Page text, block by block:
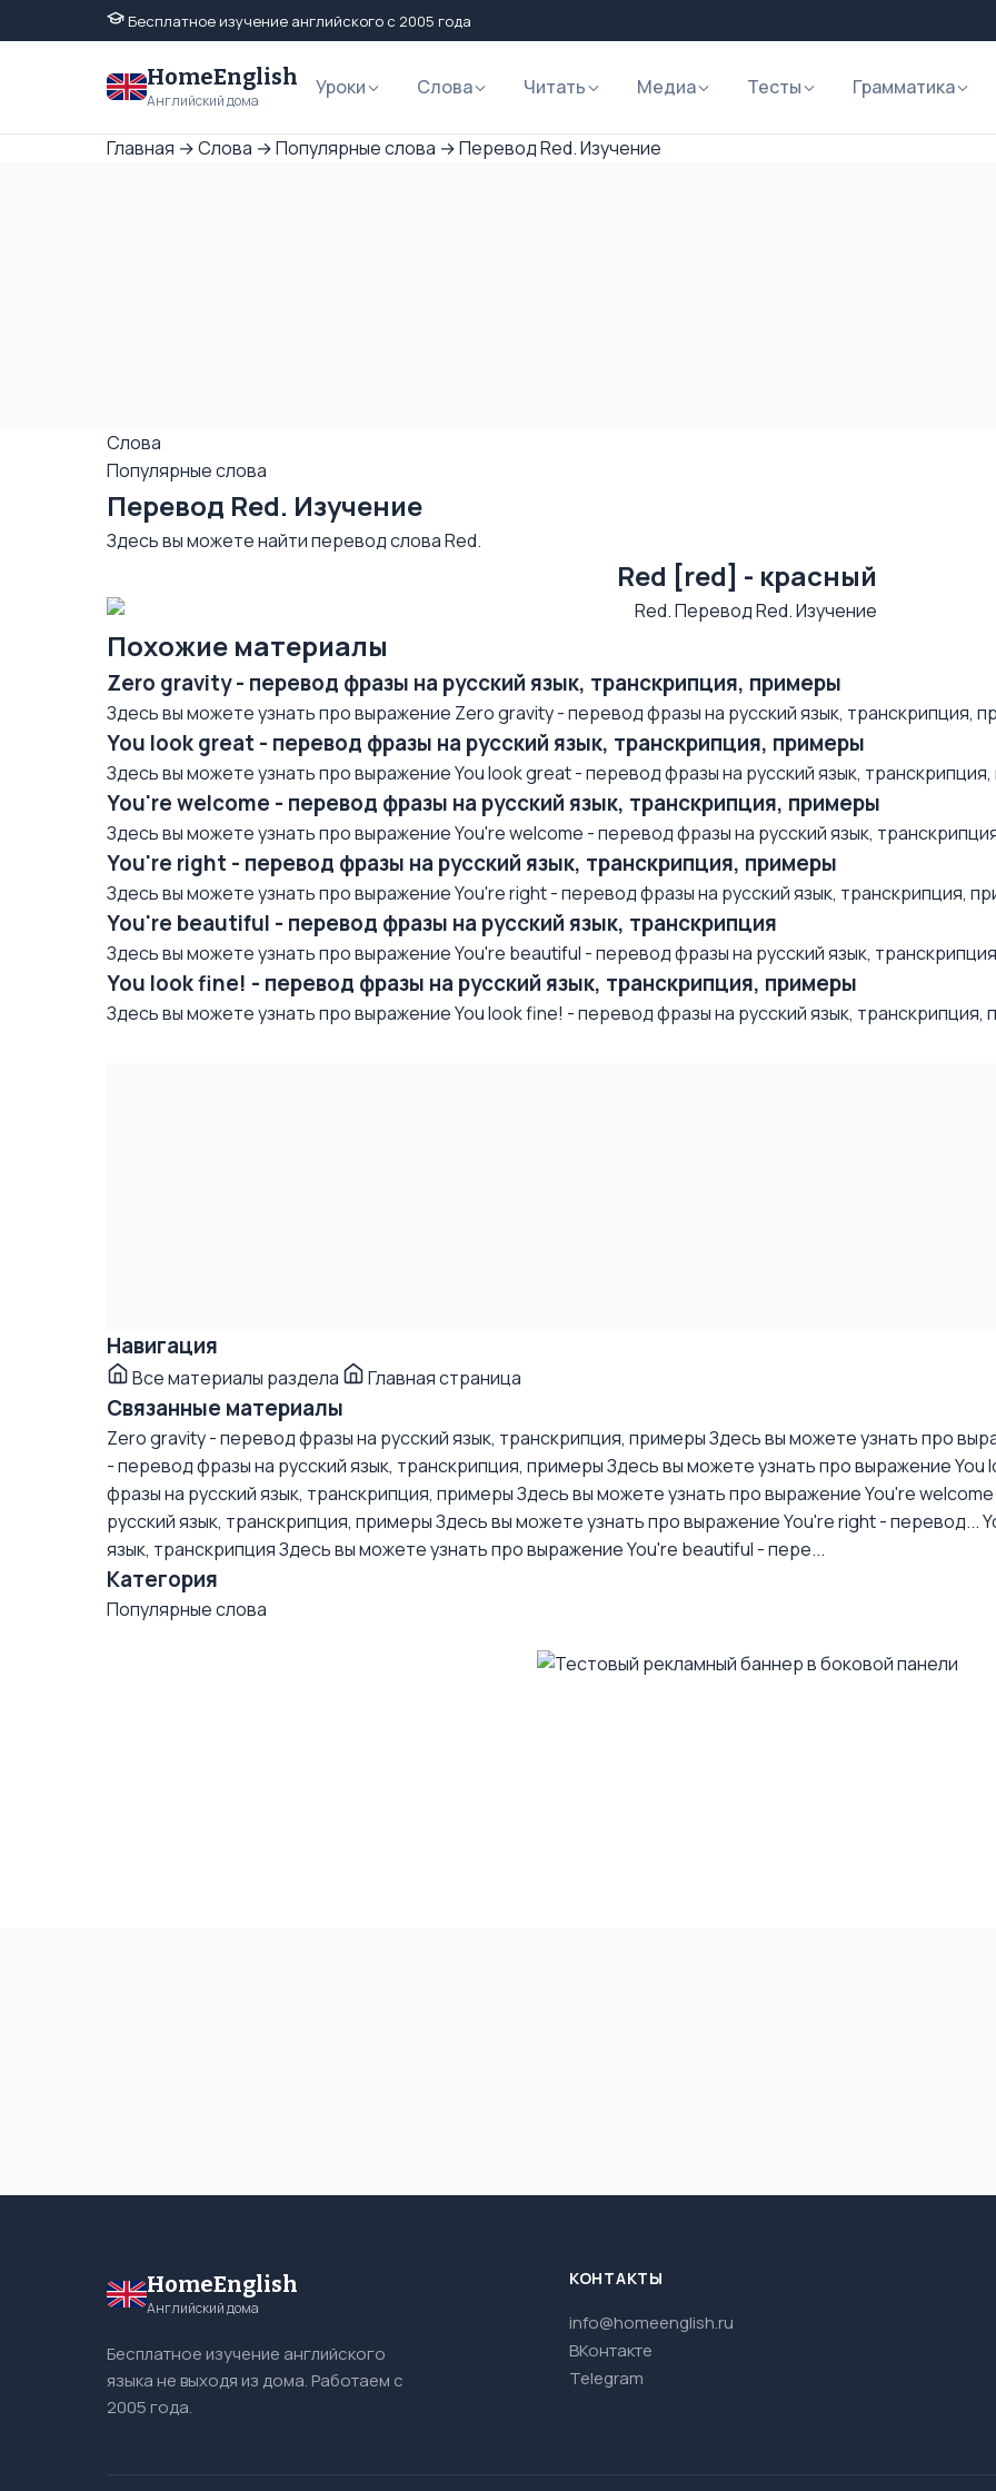
Бесплатное изучение английского с 2005 года
HomeEnglish
Английский дома
Уроки Слова Читать Медиа Тесты Грамматика
Главная →Слова →Популярные слова →Перевод Red. Изучение
Слова
Популярные слова
Перевод Red. Изучение
Здесь вы можете найти перевод слова Red.
Red [red] - красный
Похожие материалы
Zero gravity - перевод фразы на русский язык, транскрипция, примеры
Здесь вы можете узнать про выражение Zero gravity - перевод фразы на русский язык, транскрипция,
You look great - перевод фразы на русский язык, транскрипция, примеры
Здесь вы можете узнать про выражение You look great - перевод фразы на русский язык, транскрипция,
You're welcome - перевод фразы на русский язык, транскрипция, примеры
Здесь вы можете узнать про выражение You're welcome - перевод фразы на русский язык,
You're right - перевод фразы на русский язык, транскрипция, примеры
Здесь вы можете узнать про выражение You're right - перевод фразы на русский язык, транскрипция,
You're beautiful - перевод фразы на русский язык, транскрипция
Здесь вы можете узнать про выражение You're beautiful - перевод фразы на русский язык,
You look fine! - перевод фразы на русский язык, транскрипция, примеры
Здесь вы можете узнать про выражение You look fine! - перевод фразы на русский язык, транскрипция,
Навигация
Все материалы раздела Главная страница
Связанные материалы
Zero gravity - перевод фразы на русский язык, транскрипция, примерыЗдесь вы можете узнать про
- перевод фразы на русский язык, транскрипция, примерыЗдесь вы можете узнать про выражение You
фразы на русский язык, транскрипция, примерыЗдесь вы можете узнать про выражение You're
русский язык, транскрипция, примерыЗдесь вы можете узнать про выражение You're right - перевод...
язык, транскрипцияЗдесь вы можете узнать про выражение You're beautiful - пере...
Категория
Популярные слова
HomeEnglish
Английский дома
Бесплатное изучение английского
языка не выходя из дома. Работаем с
2005 года.
КОНТАКТЫ
info@homeenglish.ru
ВКонтакте
Telegram